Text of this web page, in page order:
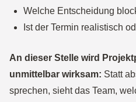
Welche Entscheidung
Ist der Termin realistisch
An dieser Stelle wird
unmittelbar wirksam: Statt
sprechen, sieht das Team,